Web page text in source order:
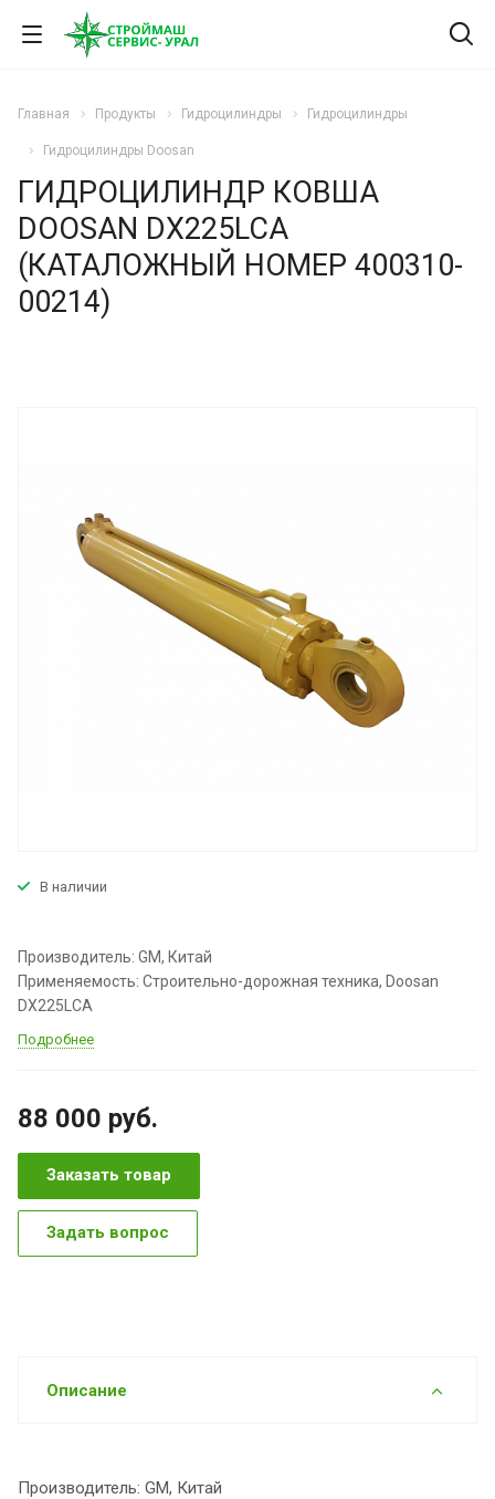
Главная Продукты Гидроцилиндры Гидроцилиндры
Гидроцилиндры Doosan
ГИДРОЦИЛИНДР КОВША
DOOSAN DX225LCA
(КАТАЛОЖНЫЙ НОМЕР 400310-
00214)
В наличии
Производитель: GM, Китай
Применяемость: Строительно-дорожная техника, Doosan
DX225LCA
Подробнее
88 000 руб.
Заказать товар
Задать вопрос
Описание
Производитель: GM, Китай